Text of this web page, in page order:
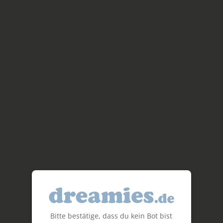
Bitte bestätige, dass du kein Bot bist